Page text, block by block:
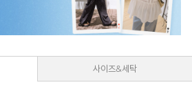
사이즈&세탁